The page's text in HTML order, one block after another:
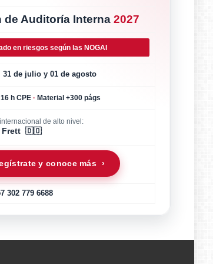
de Auditoría Interna2027
en riesgos según las NOGAI
31 de julio y 01 de agosto
16 h CPE· Material +300 págs
de alto nivel:
Frett 🇩🇴
y conoce más ›
302 779 6688